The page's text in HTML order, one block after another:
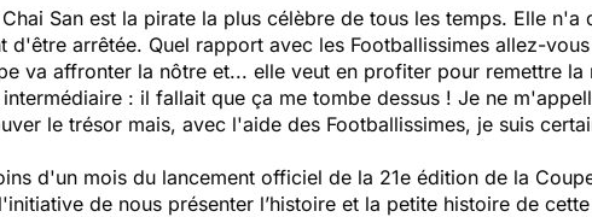
San est la pirate la plus célèbre de tous les temps. Elle
d'être arrêtée. Quel rapport avec les Footballissimes allez-
va affronter la nôtre et... elle veut en profiter pour remettre
: il fallait que ça me tombe dessus ! Je ne
le trésor mais, avec l'aide des Footballissimes, je suis
d'un mois du lancement officiel de la 21e édition de la
de nous présenter l’histoire et la petite histoire de